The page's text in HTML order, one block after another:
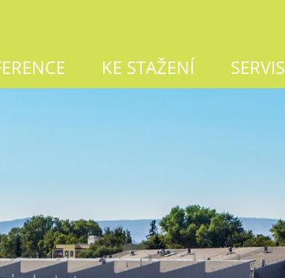
KE STAŽENÍ SERVIS